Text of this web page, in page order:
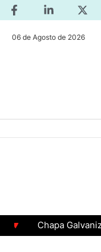
06 de Agosto de 2026
Chapa Galvanizada